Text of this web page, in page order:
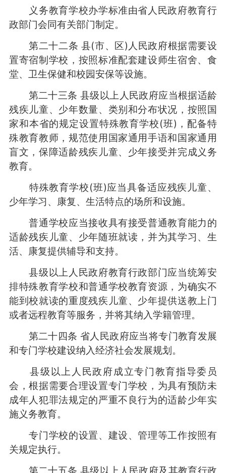
义务教育学校办学标准由省人民政府教育行
政部门会同有关部门制定。
第二十二条 县(市、区)人民政府根据需要设
置寄宿制学校，按照标准配套建设师生宿舍、食
堂、卫生保健和校园安保等设施。
第二十三条 县级以上人民政府应当根据适龄
残疾儿童、少年数量、类别和分布状况，按照国
家和本省的规定设置特殊教育学校(班)，配备特
殊教育教师，规范使用国家通用手语和国家通用
盲文，保障适龄残疾儿童、少年接受并完成义务
教育。
特殊教育学校(班)应当具备适应残疾儿童、
少年学习、康复、生活特点的场所和设施。
普通学校应当接收具有接受普通教育能力的
适龄残疾儿童、少年随班就读，并为其学习、生
活、康复提供辅导和支持。
县级以上人民政府教育行政部门应当统筹安
排特殊教育学校和普通学校教育资源，为确实不
能到校就读的重度残疾儿童、少年提供送教上门
或者远程教育等服务，并将其纳入学籍管理。
第二十四条 省人民政府应当将专门教育发展
和专门学校建设纳入经济社会发展规划。
县级以上人民政府成立专门教育指导委员
会，根据需要合理设置专门学校，为具有预防未
成年人犯罪法规定的严重不良行为的适龄少年实
施义务教育。
专门学校的设置、建设、管理等工作按照有
关规定执行。
第二十五条 县级以上人民政府及其教育行政